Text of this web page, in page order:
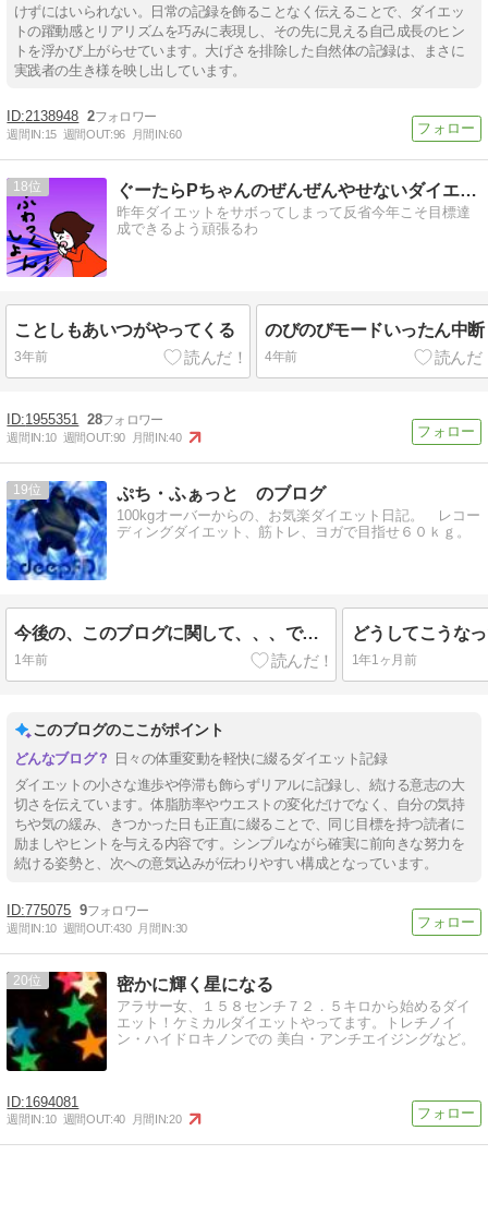
けずにはいられない。日常の記録を飾ることなく伝えることで、ダイエッ
トの躍動感とリアリズムを巧みに表現し、その先に見える自己成長のヒン
トを浮かび上がらせています。大げさを排除した自然体の記録は、まさに
実践者の生き様を映し出しています。
2138948 2
週間IN:15 週間OUT:96 月間IN:60
18 ぐーたらPちゃんのぜんぜんやせないダイエット
昨年ダイエットをサボってしまって反省今年こそ目標達
成できるよう頑張るわ
ことしもあいつがやってくる
3年前
のびのびモードいったん中断
4年前
1955351 28
週間IN:10 週間OUT:90 月間IN:40
19 ぷち・ふぁっと のブログ
100kgオーバーからの、お気楽ダイエット日記。 レコー
ディングダイエット、筋トレ、ヨガで目指せ６０ｋｇ。
今後の、このブログに関して、、、です。
1年前 1年1ヶ月前
このブログのここがポイント
日々の体重変動を軽快に綴るダイエット記録
ダイエットの小さな進歩や停滞も飾らずリアルに記録し、続ける意志の大
切さを伝えています。体脂肪率やウエストの変化だけでなく、自分の気持
ちや気の緩み、きつかった日も正直に綴ることで、同じ目標を持つ読者に
励ましやヒントを与える内容です。シンプルながら確実に前向きな努力を
続ける姿勢と、次への意気込みが伝わりやすい構成となっています。
775075 9
週間IN:10 週間OUT:430 月間IN:30
20 密かに輝く星になる
アラサー女、１５８センチ７２．５キロから始めるダイ
エット！ケミカルダイエットやってます。トレチノイ
ン・ハイドロキノンでの 美白・アンチエイジングなど。
1694081
週間IN:10 週間OUT:40 月間IN:20